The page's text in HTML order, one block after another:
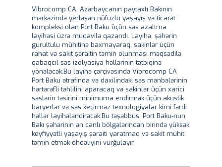
Vibrocomp CA, Azərbaycanın paytaxtı Bakının
mərkəzində yerləşən nüfuzlu yaşayış və ticarət
kompleksi olan Port Baku üçün səs azaltma
layihəsi üzrə müqavilə qazandı. Layihə, şəhərin
gurultulu mühitinə baxmayaraq, sakinlər üçün
rahat və sakit şəraitin təmin olunması məqsədilə
qabaqcıl səs izolyasiya həllərinin tətbiqinə
yönələcək.Bu layihə çərçivəsində Vibrocomp CA
Port Baku ətrafında və daxilindəki səs mənbələrinin
hərtərəfli təhlilini aparacaq və sakinlər üçün xarici
səslərin təsirini minimuma endirmək üçün akustik
baryerlər və səs keçirməz texnologiyalar kimi fərdi
həllər layihələndirəcək.Bu təşəbbüs, Port Baku-nun
Bakı şəhərinin ən canlı bölgələrindən birində yüksək
keyfiyyətli yaşayış şəraiti yaratmaq və sakit mühit
təmin etmək öhdəliyini vurğulayır.